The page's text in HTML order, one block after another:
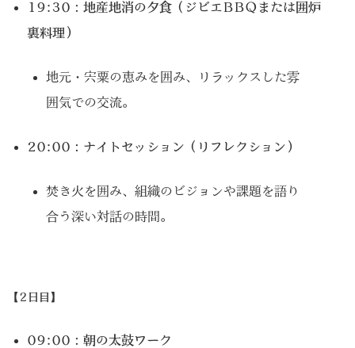
19:30：地産地消の夕食（ジビエBBQまたは囲炉
裏料理）
地元・宍粟の恵みを囲み、リラックスした雰
囲気での交流。
20:00：ナイトセッション（リフレクション）
焚き火を囲み、組織のビジョンや課題を語り
合う深い対話の時間。
【2日目】
09:00：朝の太鼓ワーク